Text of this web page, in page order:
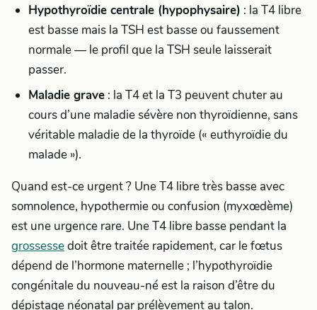
Hypothyroïdie centrale (hypophysaire) : la T4 libre
est basse mais la TSH est basse ou faussement
normale — le profil que la TSH seule laisserait
passer.
Maladie grave : la T4 et la T3 peuvent chuter au
cours d’une maladie sévère non thyroïdienne, sans
véritable maladie de la thyroïde (« euthyroïdie du
malade »).
Quand est-ce urgent ? Une T4 libre très basse avec
somnolence, hypothermie ou confusion (myxœdème)
est une urgence rare. Une T4 libre basse pendant la
grossessedoit être traitée rapidement, car le fœtus
dépend de l’hormone maternelle ; l’hypothyroïdie
congénitale du nouveau-né est la raison d’être du
dépistage néonatal par prélèvement au talon.